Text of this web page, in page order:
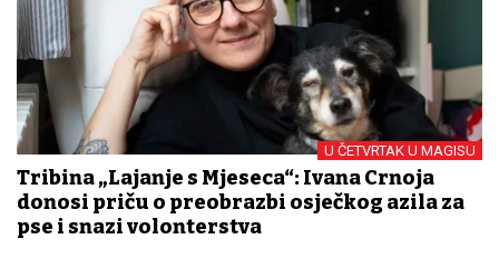
U ČETVRTAK U MAGISU
Tribina „Lajanje s Mjeseca“: Ivana Crnoja
donosi priču o preobrazbi osječkog azila za
pse i snazi volonterstva